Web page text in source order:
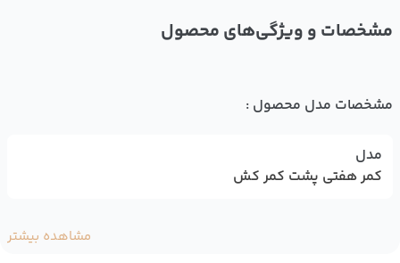
مشخصات و ویژگی‌های محصول
مشخصات مدل محصول :
مدل
کمر هفتی پشت کمر کش
مشاهده بیشتر